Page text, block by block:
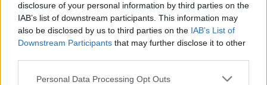
disclosure of your personal information by third parties on the
IAB’s list of downstream participants. This information may
also be disclosed by us to third parties on the IAB’s List of
Downstream Participants that may further disclose it to other
Please note that this website/app uses one or more Google
Personal Data Processing Opt Outs
SilentSound•2010. szeptember 20.
Amint arról néhány napja beszámoltam, sikerült
összehozni egy intenzív elsősegély képzést a blog
olvasóinak, de a hatékony foglalkozás miatt azt
kérték az előadók, hogy a létszámot húzzuk meg 20